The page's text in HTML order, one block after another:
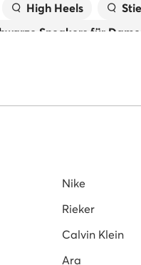
High Heels
Sneakers für
574
Sneaker
Nike
Rieker
Calvin Klein
Ara